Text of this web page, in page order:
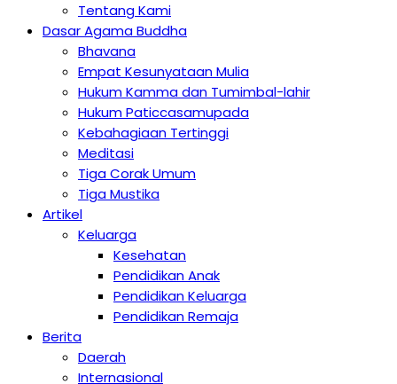
Tentang Kami
Dasar Agama Buddha
Bhavana
Empat Kesunyataan Mulia
Hukum Kamma dan Tumimbal-lahir
Hukum Paticcasamupada
Kebahagiaan Tertinggi
Meditasi
Tiga Corak Umum
Tiga Mustika
Artikel
Keluarga
Kesehatan
Pendidikan Anak
Pendidikan Keluarga
Pendidikan Remaja
Berita
Daerah
Internasional